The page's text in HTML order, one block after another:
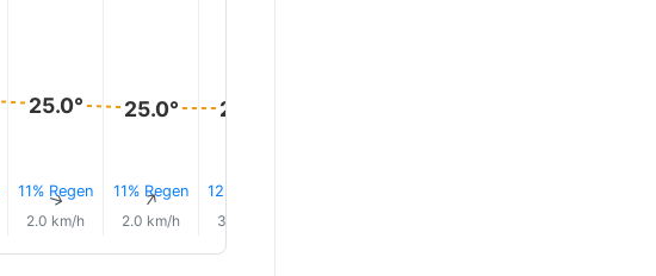
25.0°
11% Regen
↑
2.0 km/h
25.0°
11% Regen
↑
2.0 km/h
25.0°
12% Regen
3.0 km/h